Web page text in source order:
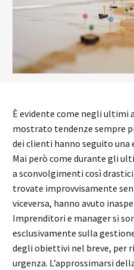
È evidente come negli ultimi
mostrato tendenze sempre
dei clienti hanno seguito una
Mai però come durante gli
a sconvolgimenti così
trovate improvvisamente
viceversa, hanno avuto
Imprenditori e manager si
esclusivamente sulla
degli obiettivi nel breve, per
urgenza. L’approssimarsi